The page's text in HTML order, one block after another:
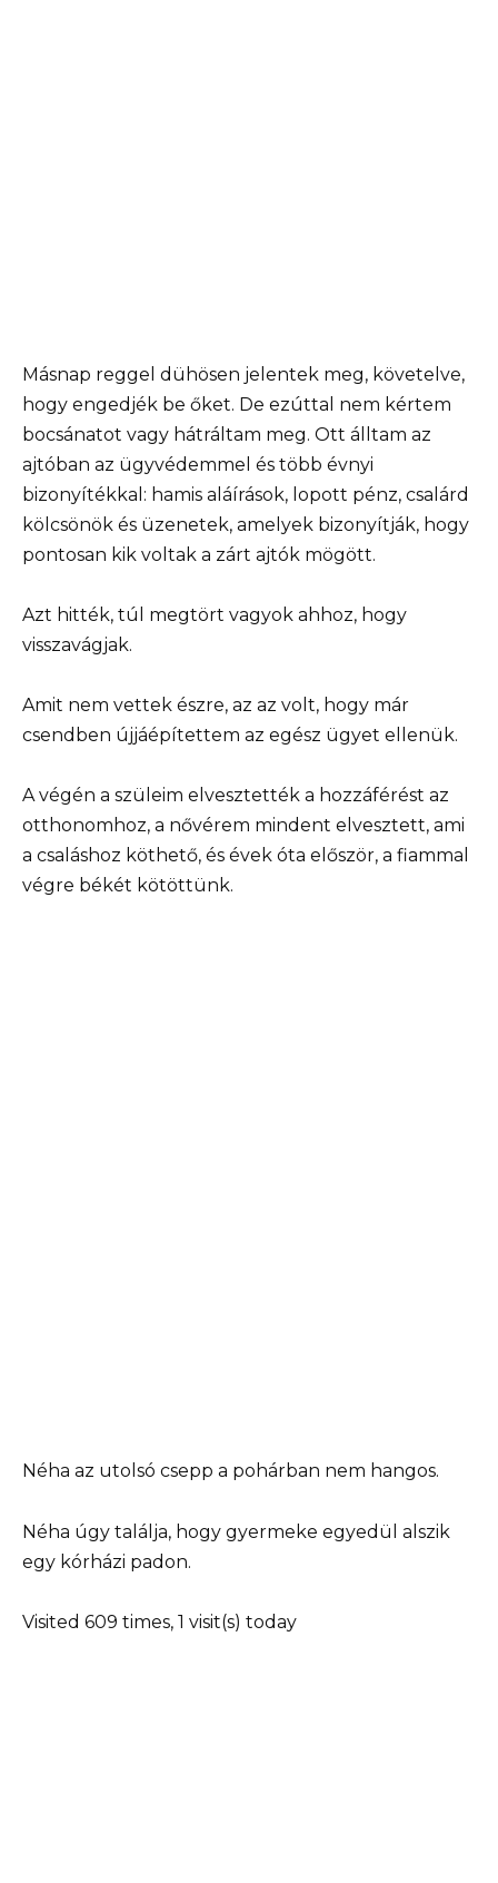
Másnap reggel dühösen jelentek meg, követelve,
hogy engedjék be őket. De ezúttal nem kértem
bocsánatot vagy hátráltam meg. Ott álltam az
ajtóban az ügyvédemmel és több évnyi
bizonyítékkal: hamis aláírások, lopott pénz, csalárd
kölcsönök és üzenetek, amelyek bizonyítják, hogy
pontosan kik voltak a zárt ajtók mögött.
Azt hitték, túl megtört vagyok ahhoz, hogy
visszavágjak.
Amit nem vettek észre, az az volt, hogy már
csendben újjáépítettem az egész ügyet ellenük.
A végén a szüleim elvesztették a hozzáférést az
otthonomhoz, a nővérem mindent elvesztett, ami
a csaláshoz köthető, és évek óta először, a fiammal
végre békét kötöttünk.
Néha az utolsó csepp a pohárban nem hangos.
Néha úgy találja, hogy gyermeke egyedül alszik
egy kórházi padon.
Visited 609 times, 1 visit(s) today